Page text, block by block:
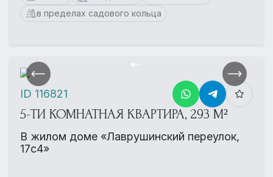
в пределах садового кольца
5-ТИ КОМНАТНАЯ КВАРТИРА, 293 М²
В жилом доме «Лаврушинский переулок,
17с4»
ID 116821